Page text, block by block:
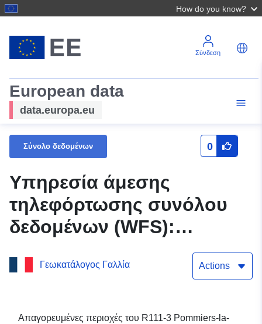
How do you know?
Σύνδεση
European data
data.europa.eu
Σύνολο δεδομένων 0
Υπηρεσία άμεσης
τηλεφόρτωσης συνόλου
δεδομένων (WFS):
Κανονιστικές ζώνες —
R111-3 της Pommiers-la-
Γεωκατάλογος Γαλλία Actions
Απαγορευμένες περιοχές του R111-3 Pommiers-la-